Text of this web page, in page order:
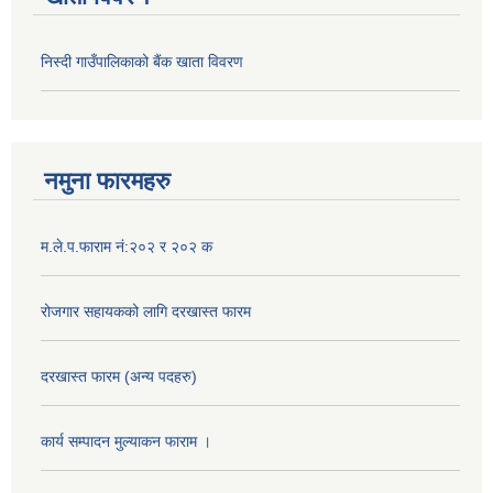
निस्दी गाउँपालिकाको बैंक खाता विवरण
नमुना फारमहरु
म.ले.प.फाराम नं:२०२ र २०२ क
रोजगार सहायकको लागि दरखास्त फारम
दरखास्त फारम (अन्य पदहरु)
कार्य सम्पादन मुल्याक‌न फाराम ।